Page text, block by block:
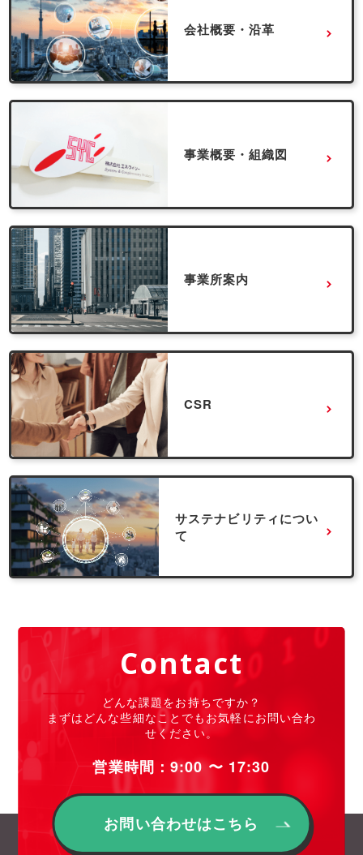
会社概要・沿革
事業概要・組織図
事業所案内
CSR
サステナビリティについ
て
Contact
どんな課題をお持ちですか？
まずはどんな些細なことでもお気軽にお問い合わ
せください。
営業時間：9:00 〜 17:30
お問い合わせはこちら